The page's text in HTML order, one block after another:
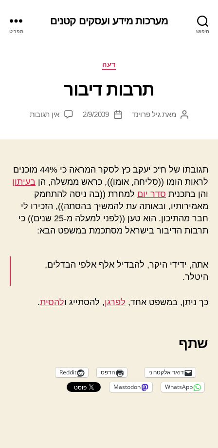
חיפוש
מערכות מידע ועסקים קטנים
תפריט
קטגוריותדעה
תרבות דיבור
המחבר
מאתגיל פרוינד
תאריך2/9/2009 אין תגובותעל
תגובתו של ח"כ יעקב כץ לסקר המראה כי 44% מוכנים
לראות הומו ((סליחה, אומו)), כראש ממשלה, הן בעיתון
והן בתכנית סדר יום למחרת ((בה ניסה להתחמק
מאמירותיו, ובאותה עת להמשיך בהסתה)), הזכירו לי
חבר מהתיכון. הוא טען ((לפני למעלה מ-25 שנים)) כי
תרבות הדיבור בישראל מסתכמת במשפט הבא:
אתה, ידידי היקר, להבדיל אלף אלפי הבדלים,
היטלר.
כך ניתן, במשפט אחד, לפרגן, להסתייג ולהסית.
שתף
דואר אלקטרוני הדפס
Reddit
WhatsApp
Mastodon